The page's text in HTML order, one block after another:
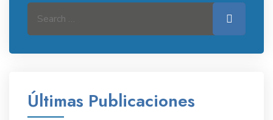
Últimas Publicaciones